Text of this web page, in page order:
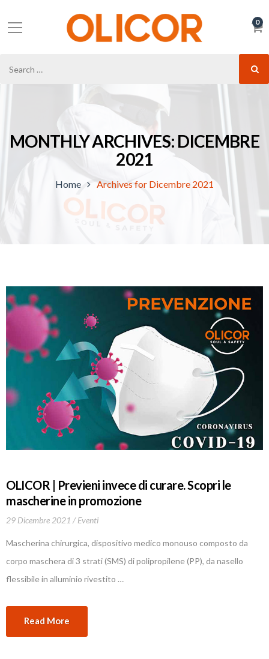
0
MONTHLY ARCHIVES: DICEMBRE
2021
Home Archives for Dicembre 2021
OLICOR | Previeni invece di curare. Scopri le
mascherine in promozione
29 Dicembre 2021 Eventi
Mascherina chirurgica, dispositivo medico monouso composto da
corpo maschera di 3 strati (SMS) di polipropilene (PP), da nasello
flessibile in alluminio rivestito …
Read More